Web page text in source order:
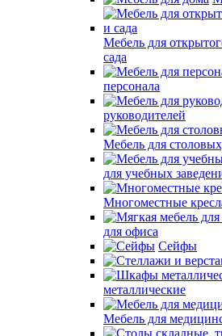
Мебель для
сада
персонала
руководителей
Мебель для
для учебных
Многоместные
для офиса
Сейфы
металлические
Мебель для